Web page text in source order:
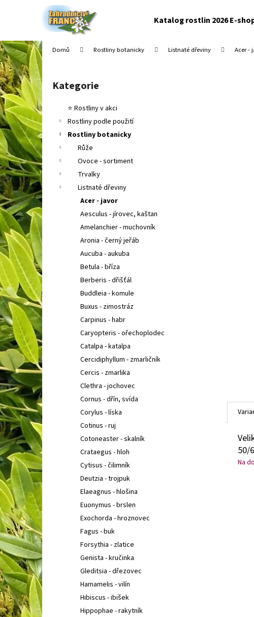
Katalog rostlin 2026 E-
Domů Rostliny botanicky Listnaté dřeviny Acer -
P
o
s
t
r
a
n
n
í
p
a
n
e
l
Přeskočit
kategorie
Kategorie
⭐ Rostliny v akci
Rostliny podle použití
Rostliny botanicky
Růže
Ovoce - sortiment
Trvalky
Listnaté dřeviny
Acer - javor
Aesculus - jírovec, kaštan
Amelanchier - muchovník
Aronia - černý jeřáb
Aucuba - aukuba
Betula - bříza
Berberis - dřišťál
Buddleia - komule
Buxus - zimostráz
Carpinus - habr
Caryopteris - ořechoplodec
Catalpa - katalpa
Cercidiphyllum - zmarličník
Cercis - zmarlika
Clethra - jochovec
Cornus - dřín, svída
Corylus - líska
Cotinus - ruj
Cotoneaster - skalník
Crataegus - hloh
Cytisus - čilimník
Deutzia - trojpuk
Elaeagnus - hlošina
Euonymus - brslen
Exochorda - hroznovec
Fagus - buk
Forsythia - zlatice
Genista - kručinka
Gleditsia - dřezovec
Hamamelis - vilín
Hibiscus - ibišek
Hippophae - rakytník
50/
Na
í
k
Zpět
do
obchodu
Zpět
do
obchodu
IBERIS SEMPERVIRENS APPEN-ETZ
STÁLEZELENÁ, ŠTĚNIČNÍK